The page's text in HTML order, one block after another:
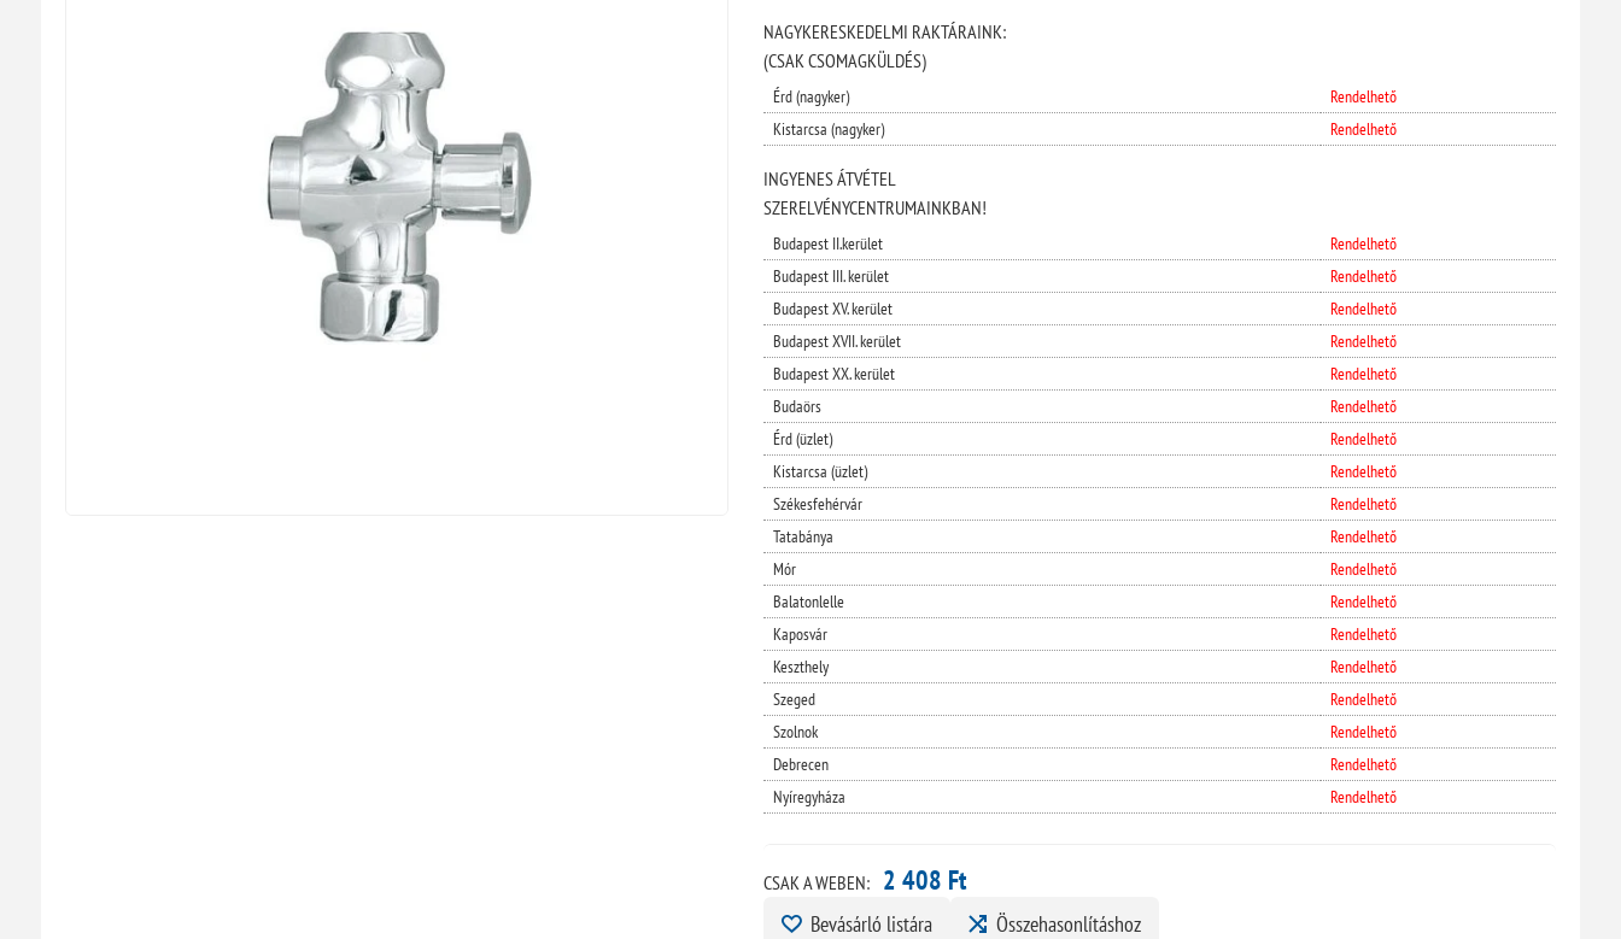
NAGYKERESKEDELMI RAKTÁRAINK:
(CSAK CSOMAGKÜLDÉS)
Érd (nagyker)
Rendelhető
Kistarcsa (nagyker)
Rendelhető
INGYENES ÁTVÉTEL
SZERELVÉNYCENTRUMAINKBAN!
Budapest II.kerület
Rendelhető
Budapest III. kerület
Rendelhető
Budapest XV. kerület
Rendelhető
Budapest XVII. kerület
Rendelhető
Budapest XX. kerület
Rendelhető
Budaörs
Rendelhető
Érd (üzlet)
Rendelhető
Kistarcsa (üzlet)
Rendelhető
Székesfehérvár
Rendelhető
Tatabánya
Rendelhető
Mór
Rendelhető
Balatonlelle
Rendelhető
Kaposvár
Rendelhető
Keszthely
Rendelhető
Szeged
Rendelhető
Szolnok
Rendelhető
Debrecen
Rendelhető
Nyíregyháza
Rendelhető
CSAK A WEBEN: 2 408 Ft
Bevásárló listára Összehasonlításhoz